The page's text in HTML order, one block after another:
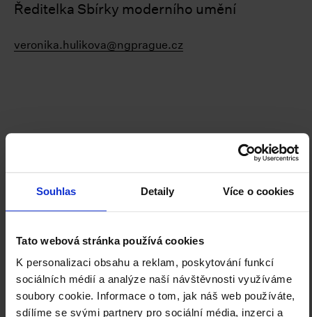
Souhlas Detaily Více o cookies
Tato webová stránka používá cookies
K personalizaci obsahu a reklam, poskytování funkcí
sociálních médií a analýze naší návštěvnosti využíváme
soubory cookie. Informace o tom, jak náš web používáte,
sdílíme se svými partnery pro sociální média, inzerci a
Ředitelka Sbírky moderního umění
veronika.hulikova@ngprague.cz